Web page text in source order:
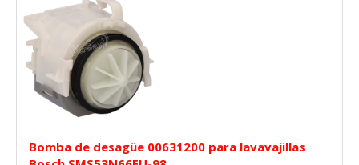
Bomba de desagüe 00631200 para lavavajillas